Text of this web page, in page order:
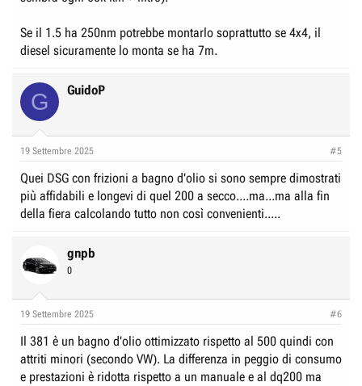
Se il 1.5 ha 250nm potrebbe montarlo soprattutto se 4x4, il
diesel sicuramente lo monta se ha 7m.
G GuidoP
19 Settembre 2025 #5
Quei DSG con frizioni a bagno d'olio si sono sempre dimostrati
più affidabili e longevi di quel 200 a secco....ma...ma alla fin
della fiera calcolando tutto non così convenienti.....
gnpb
0
19 Settembre 2025 #6
Il 381 è un bagno d'olio ottimizzato rispetto al 500 quindi con
attriti minori (secondo VW). La differenza in peggio di consumo
e prestazioni è ridotta rispetto a un manuale e al dq200 ma